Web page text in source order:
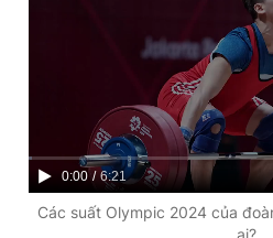
C
u
0:00 / D
u
6:21
Các suất Olympic 2024 của
ai?